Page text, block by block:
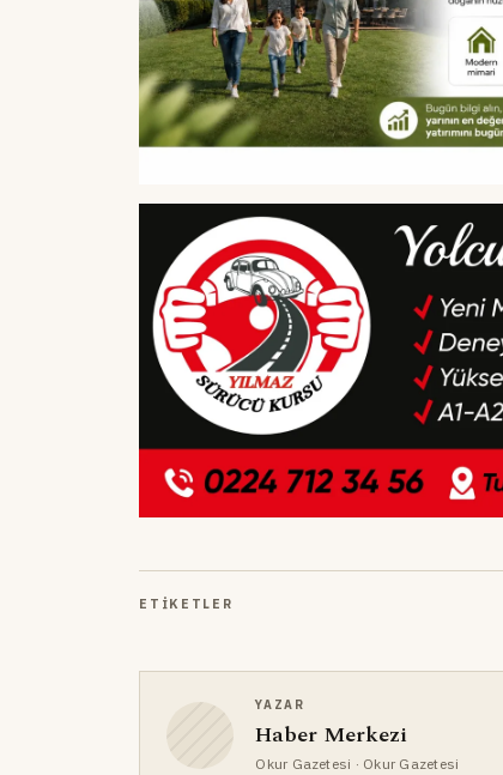
ETIKETLER
YAZAR
Haber Merkezi
Okur Gazetesi · Okur Gazetesi